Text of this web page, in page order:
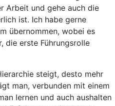
Arbeit und gehe auch die
ist. Ich habe gerne
übernommen, wobei es
die erste Führungsrolle
steigt, desto mehr
man, verbunden mit einem
lernen und auch aushalten